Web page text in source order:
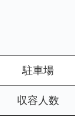
駐車場
収容人数